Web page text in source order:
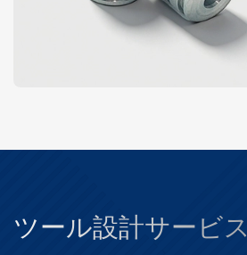
ツール設計サービス